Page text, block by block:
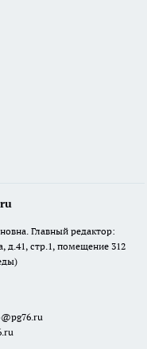
Главный редактор:
д.41, стр.1, помещение 312